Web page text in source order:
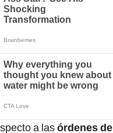
a lasórdenes de